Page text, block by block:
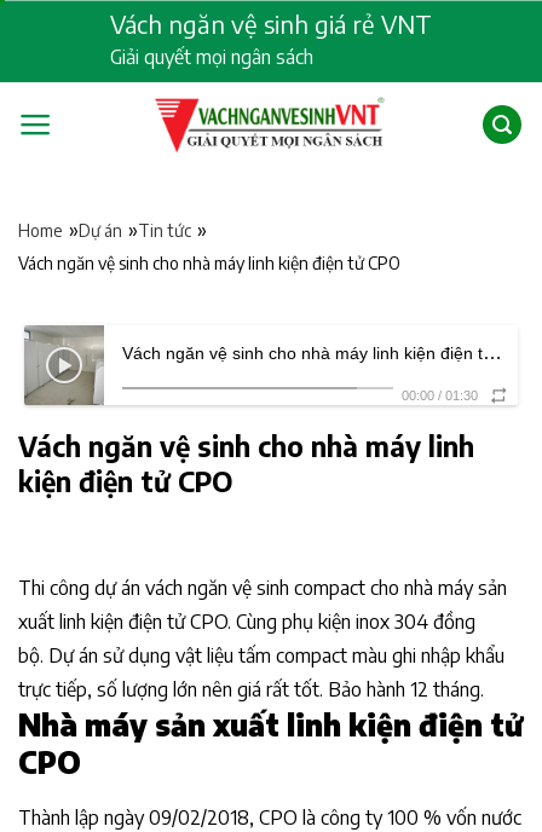
content
Vách ngăn vệ sinh giá rẻ VNT
Giải quyết mọi ngân sách
Home »Dự án »Tin tức »
Vách ngăn vệ sinh cho nhà máy linh kiện điện tử CPO
Vách ngăn vệ sinh cho nhà máy linh kiện điện tử CPO
00:00 / 01:30
Vách ngăn vệ sinh cho nhà máy linh
kiện điện tử CPO
Thi công dự án vách ngăn vệ sinh compact cho nhà máy sản
xuất linh kiện điện tử CPO. Cùng phụ kiện inox 304 đồng
bộ. Dự án sử dụng vật liệu tấm compact màu ghi nhập khẩu
trực tiếp, số lượng lớn nên giá rất tốt. Bảo hành 12 tháng.
Nhà máy sản xuất linh kiện điện tử
CPO
Thành lập ngày 09/02/2018, CPO là công ty 100 % vốn nước